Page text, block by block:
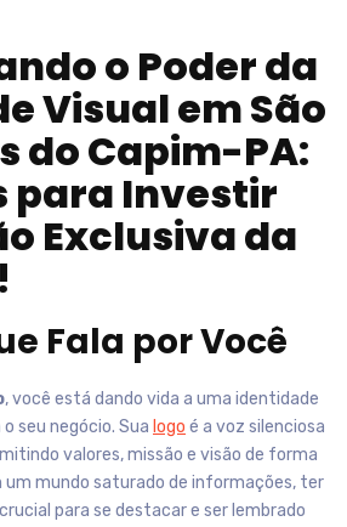
o Poder da
Visual emSão
do Capim-PA:
para Investir
Exclusiva da
Fala por Você
, você está dando vida a uma identidade
seu negócio. Sua logo é a voz silenciosa
valores, missão e visão de forma
mundo saturado de informações, ter
para se destacar e ser lembrado